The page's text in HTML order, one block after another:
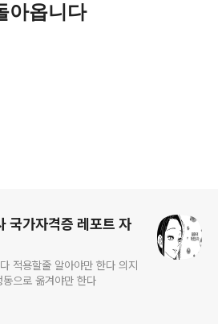
아옵니다
국가자격증 레포트 자
적용할줄 알아야만 한다 의지
으로 옮겨야만 한다